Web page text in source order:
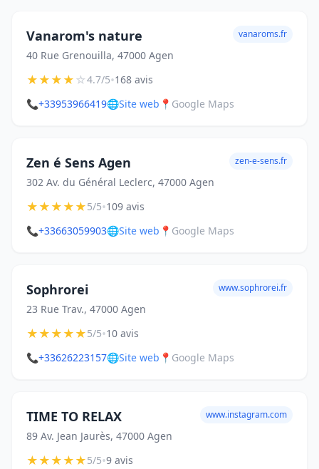
Vanarom's nature
40 Rue Grenouilla, 47000 Agen
vanaroms.fr
★★★★☆4.7/5•168 avis
📞+33953966419🌐Site web 📍 Google Maps
Zen é Sens Agen
302 Av. du Général Leclerc, 47000 Agen
zen-e-sens.fr
★★★★★5/5•109 avis
📞+33663059903🌐Site web 📍 Google Maps
Sophrorei
23 Rue Trav., 47000 Agen
www.sophrorei.fr
★★★★★5/5•10 avis
📞+33626223157🌐Site web 📍 Google Maps
TIME TO RELAX
89 Av. Jean Jaurès, 47000 Agen
www.instagram.com
★★★★★5/5•9 avis